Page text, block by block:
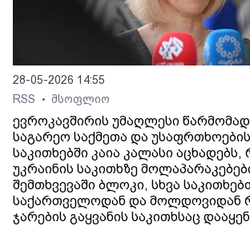
28-05-2026 14:55
RSS
• მსოფლიო
ევროკავშირის უმაღლესი
საგარეო საქმეთა და
საკითხებში კაია კალასი
უკრაინის საკითხზე
შემთხვევაში ბლოკი, სხვა
საქართველოდან და მოლდოვიდან
ჯარების გაყვანის საკითხსაც